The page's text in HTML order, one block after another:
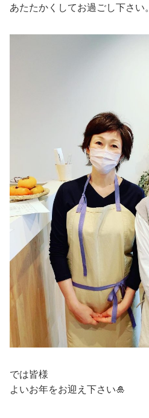
あたたかくしてお過ごし下さい。
では皆様
よいお年をお迎え下さい🎍